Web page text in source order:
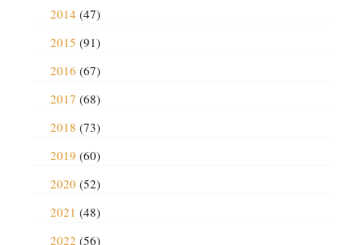
2014 (47)
2015 (91)
2016 (67)
2017 (68)
2018 (73)
2019 (60)
2020 (52)
2021 (48)
2022 (56)